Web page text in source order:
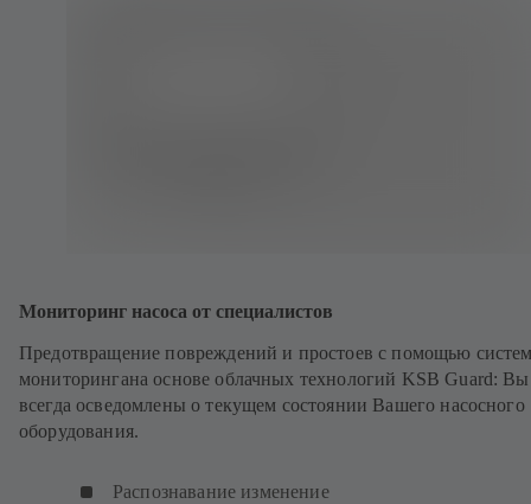
Мониторинг насоса от специалистов
Предотвращение повреждений и простоев с помощью
мониторингана основе облачных технологий KSB Guard: Вы
всегда осведомлены о текущем состоянии Вашего насосного
оборудования.
Распознавание изменение